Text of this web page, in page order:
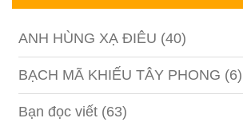
ANH HÙNG XẠ ĐIÊU (40)
BẠCH MÃ KHIẾU TÂY PHONG (6)
Bạn đọc viết (63)